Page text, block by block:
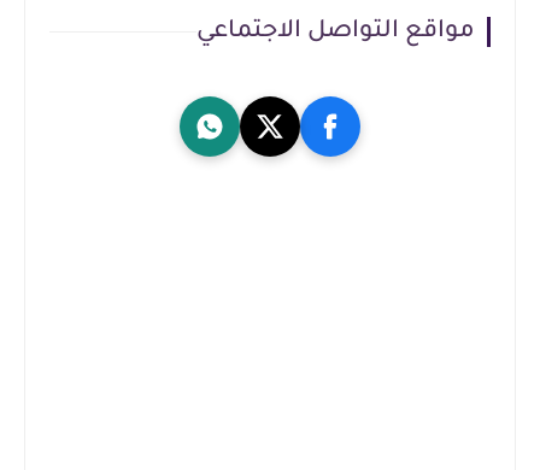
مواقع التواصل الاجتماعي